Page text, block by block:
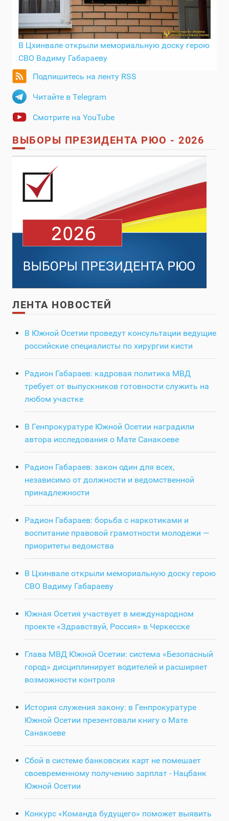
В Цхинвале открыли мемориальную доску герою
СВО Вадиму Габараеву
Подпишитесь на ленту RSS
Читайте в Telegram
Смотрите на YouTube
ВЫБОРЫ ПРЕЗИДЕНТА РЮО - 2026
ЛЕНТА НОВОСТЕЙ
В Южной Осетии проведут консультации ведущие
российские специалисты по хирургии кисти
Радион Габараев: кадровая политика МВД
требует от выпускников готовности служить на
любом участке
В Генпрокуратуре Южной Осетии наградили
автора исследования о Мате Санакоеве
Радион Габараев: закон один для всех,
независимо от должности и ведомственной
принадлежности
Радион Габараев: борьба с наркотиками и
воспитание правовой грамотности молодежи —
приоритеты ведомства
В Цхинвале открыли мемориальную доску герою
СВО Вадиму Габараеву
Южная Осетия участвует в международном
проекте «Здравствуй, Россия» в Черкесске
Глава МВД Южной Осетии: система «Безопасный
город» дисциплинирует водителей и расширяет
возможности контроля
История служения закону: в Генпрокуратуре
Южной Осетии презентовали книгу о Мате
Санакоеве
Сбой в системе банковских карт не помешает
своевременному получению зарплат - Нацбанк
Южной Осетии
Конкурс «Команда будущего» поможет выявить